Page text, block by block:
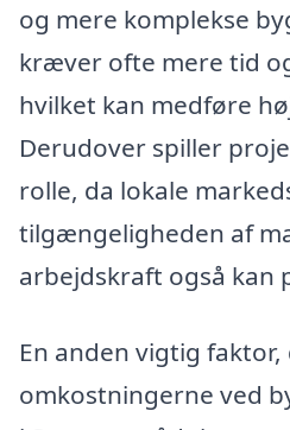
og mere komplekse
kræver ofte mere tid
hvilket kan medføre
Derudover spiller
rolle, da lokale
tilgængeligheden af
arbejdskraft også kan
En anden vigtig
omkostningerne ved